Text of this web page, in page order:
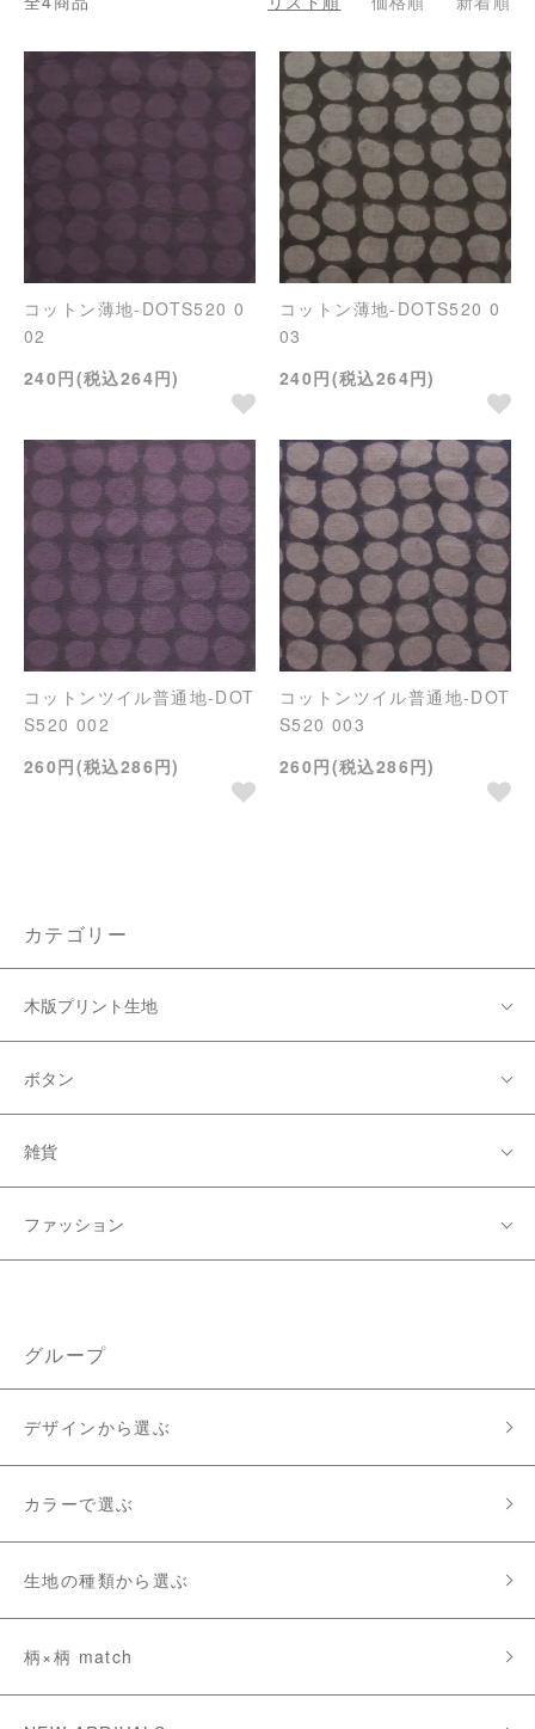
コットン薄地-DOTS520 0
02
240円(税込264円)
コットン薄地-DOTS520 0
03
240円(税込264円)
コットンツイル普通地-DOT
S520 002
260円(税込286円)
コットンツイル普通地-DOT
S520 003
260円(税込286円)
カテゴリー
木版プリント生地
ボタン
雑貨
ファッション
グループ
デザインから選ぶ
カラーで選ぶ
生地の種類から選ぶ
柄×柄 match